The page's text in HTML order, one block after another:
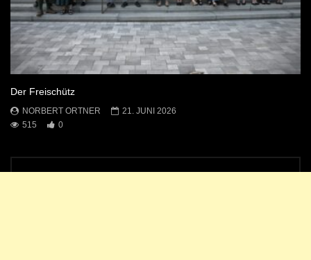
Der Freischütz
NORBERT ORTNER
21. JUNI 2026
515
0